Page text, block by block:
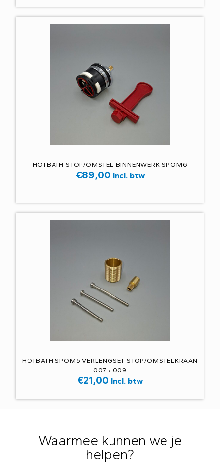
HOTBATH STOP/OMSTEL BINNENWERK SPOM6
€89,00 Incl. btw
HOTBATH SPOM5 VERLENGSET STOP/OMSTELKRAAN
007 / 009
€21,00 Incl. btw
Waarmee kunnen we je
helpen?